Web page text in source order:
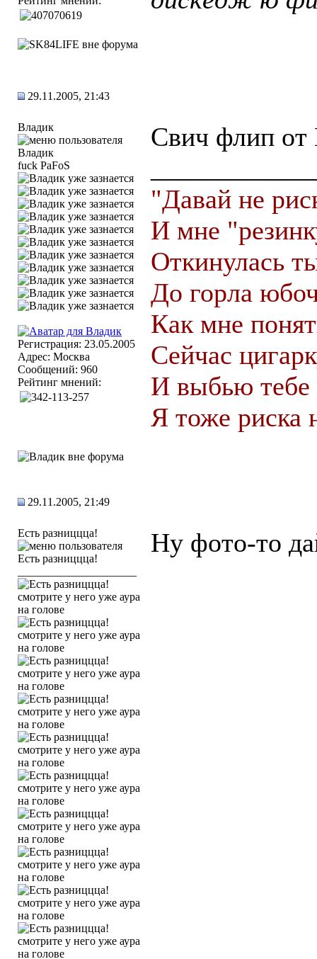
29.11.2005, 21:43
Владик
fuck PaFoS
Регистрация: 23.05.2005
Адрес: Москва
Сообщений: 960
Рейтинг мнений:
Свич флип
"Давай не
И мне
Откинулась
До горла
Как мне
Сейчас
И выбью тебе
Я тоже риска
29.11.2005, 21:49
Есть разниццца! Ну фото-то